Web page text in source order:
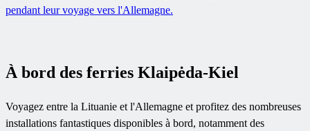
pendant leur voyage vers l'Allemagne.
À bord des ferries Klaipėda-Kiel
Voyagez entre la Lituanie et l'Allemagne et profitez des nombreuses
installations fantastiques disponibles à bord, notamment des